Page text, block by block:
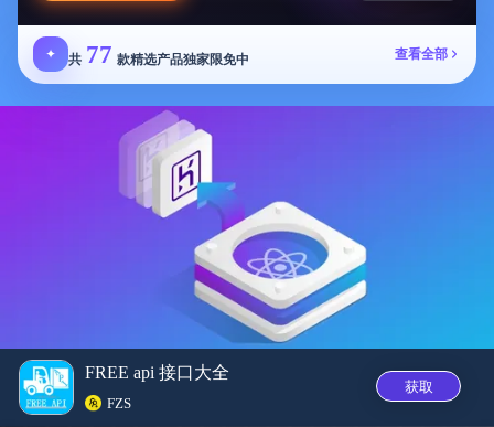
✦ 共 77 款精选产品独家限免中 查看全部
FREE api 接口大全
FZS
获取